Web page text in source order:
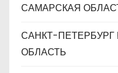
САМАРСКАЯ
САНКТ-
ОБЛАСТЬ